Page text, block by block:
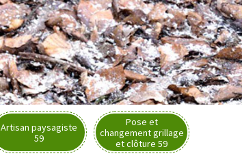
Artisan paysagiste
59
Pose et
changement grillage
et clôture 59